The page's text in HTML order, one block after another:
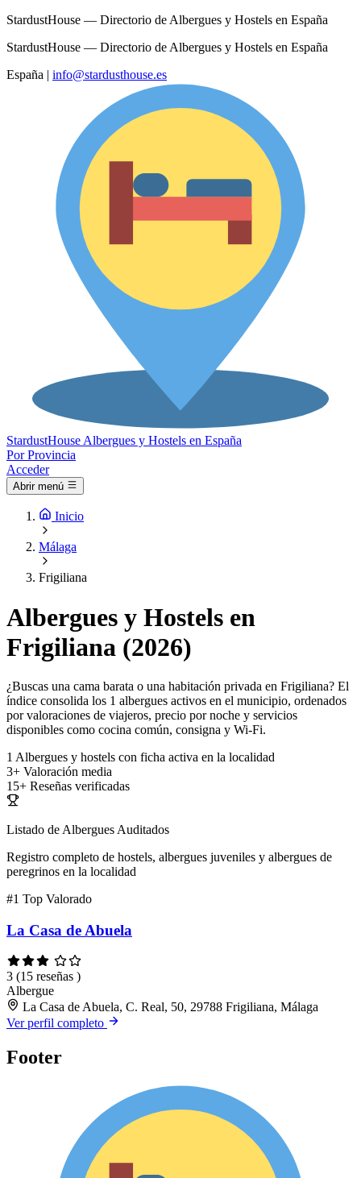
StardustHouse — Directorio de Albergues y Hostels en España
StardustHouse — Directorio de Albergues y Hostels en España
España | info@stardusthouse.es
StardustHouse Albergues y Hostels en España
Por Provincia
Acceder
Abrir menú
Inicio
Málaga
Frigiliana
Albergues y Hostels en
Frigiliana (2026)
¿Buscas una cama barata o una habitación privada en Frigiliana? El
índice consolida los 1 albergues activos en el municipio, ordenados
por valoraciones de viajeros, precio por noche y servicios
disponibles como cocina común, consigna y Wi-Fi.
1 Albergues y hostels con ficha activa en la localidad
3+ Valoración media
15+ Reseñas verificadas
Listado de Albergues Auditados
Registro completo de hostels, albergues juveniles y albergues de
peregrinos en la localidad
#1 Top Valorado
La Casa de Abuela
3 (15 reseñas )
Albergue
La Casa de Abuela, C. Real, 50, 29788 Frigiliana, Málaga
Ver perfil completo
Footer